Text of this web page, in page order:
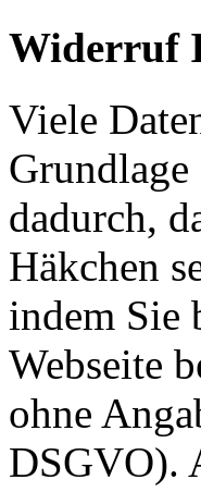
Widerruf
Viele
dadurch,
Häkchen
indem Sie
Webseite
ohne
DSGVO).